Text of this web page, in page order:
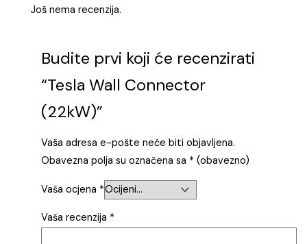
Još nema recenzija.
Budite prvi koji će recenzirati
“Tesla Wall Connector
(22kW)”
Vaša adresa e-pošte neće biti objavljena.
Obavezna polja su označena sa * (obavezno)
Vaša ocjena *
Vaša recenzija *